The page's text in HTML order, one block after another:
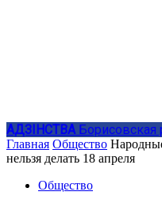
АДЗIНСТВА Борисовская
Главная Общество
нельзя делать 18 апреля
Общество